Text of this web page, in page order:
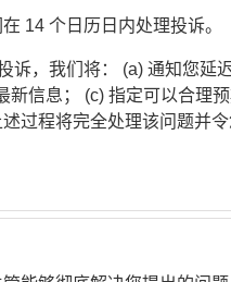
14 个日历日内处理投诉。
诉，我们将： (a) 通知您延
新信息； (c) 指定可以合理
过程将完全处理该问题并